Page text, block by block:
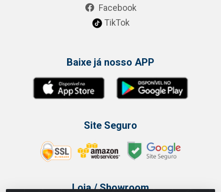
Facebook
TikTok
Baixe já nosso APP
Site Seguro
Loja / Showroom